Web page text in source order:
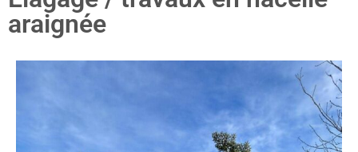
araignée